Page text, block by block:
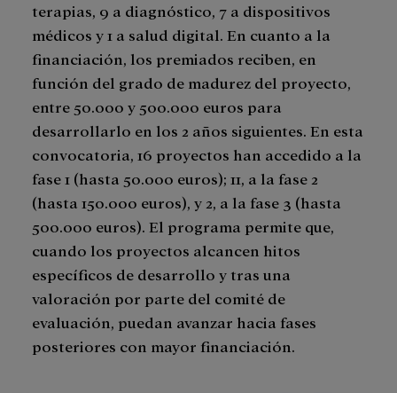
terapias, 9 a diagnóstico, 7 a dispositivos
médicos y 1 a salud digital. En cuanto a la
financiación, los premiados reciben, en
función del grado de madurez del proyecto,
entre 50.000 y 500.000 euros para
desarrollarlo en los 2 años siguientes. En esta
convocatoria, 16 proyectos han accedido a la
fase 1 (hasta 50.000 euros); 11, a la fase 2
(hasta 150.000 euros), y 2, a la fase 3 (hasta
500.000 euros). El programa permite que,
cuando los proyectos alcancen hitos
específicos de desarrollo y tras una
valoración por parte del comité de
evaluación, puedan avanzar hacia fases
posteriores con mayor financiación.